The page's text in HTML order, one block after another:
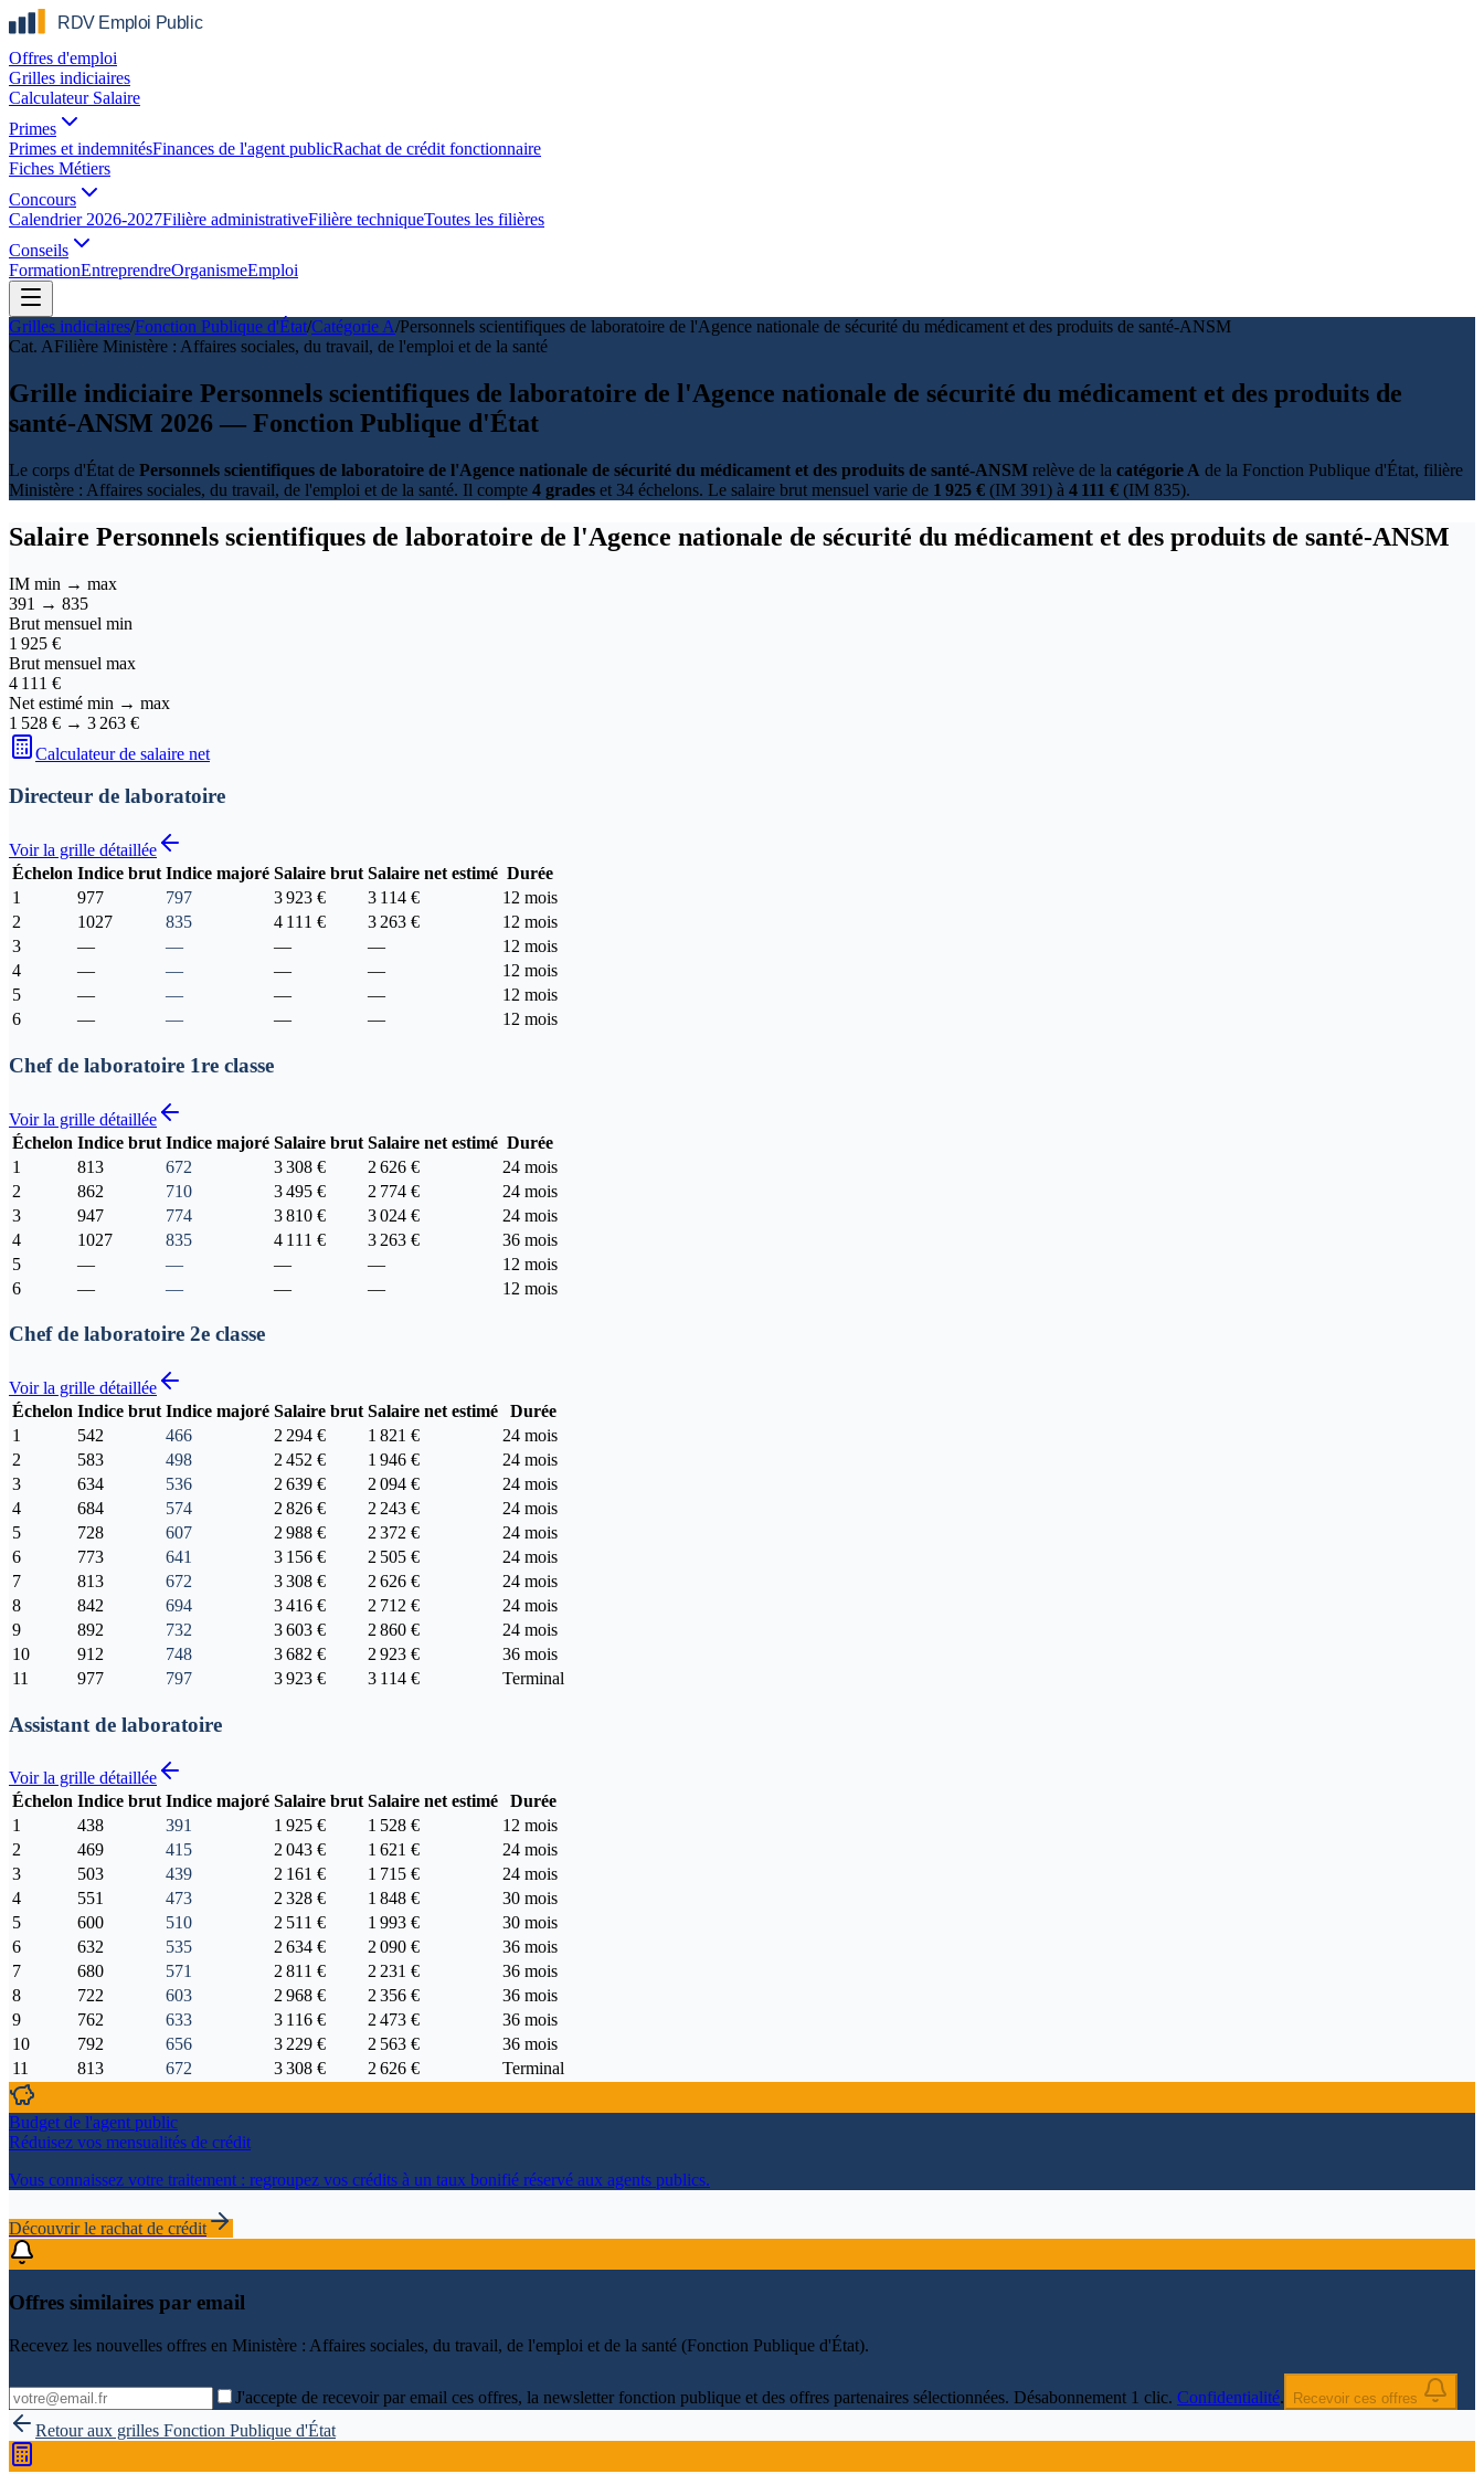
Offres d'emploi
Grilles indiciaires
Calculateur Salaire
Primes
Primes et indemnitésFinances de l'agent publicRachat de crédit fonctionnaire
Fiches Métiers
Concours
Calendrier 2026-2027Filière administrativeFilière techniqueToutes les filières
Conseils
FormationEntreprendreOrganismeEmploi
Grilles indiciaires/Fonction Publique d'État/Catégorie A/Personnels scientifiques de laboratoire de l'Agence nationale de sécurité du médicament et des produits de santé-ANSM
Cat. AFilière Ministère : Affaires sociales, du travail, de l'emploi et de la santé
Grille indiciaire Personnels scientifiques de laboratoire de l'Agence nationale de sécurité du médicament et des produits de
santé-ANSM 2026 — Fonction Publique d'État
Le corps d'État de Personnels scientifiques de laboratoire de l'Agence nationale de sécurité du médicament et des produits de santé-ANSM relève de la catégorie A de la Fonction Publique d'État, filière
Ministère : Affaires sociales, du travail, de l'emploi et de la santé. Il compte 4 grades et 34 échelons. Le salaire brut mensuel varie de 1 925 € (IM 391) à 4 111 € (IM 835).
Salaire Personnels scientifiques de laboratoire de l'Agence nationale de sécurité du médicament et des produits de santé-ANSM
IM min → max
391 → 835
Brut mensuel min
1 925 €
Brut mensuel max
4 111 €
Net estimé min → max
1 528 € → 3 263 €
Calculateur de salaire net
Directeur de laboratoire
Voir la grille détaillée
Échelon Indice brut Indice majoré Salaire brut Salaire net estimé Durée
1
977 797 3 923 € 3 114 €
12 mois
2
1027 835 4 111 € 3 263 €
12 mois
3
— — — —
12 mois
4
— — — —
12 mois
5
— — — —
12 mois
6
— — — — 12 mois
Chef de laboratoire 1re classe
Voir la grille détaillée
Échelon Indice brut Indice majoré Salaire brut Salaire net estimé Durée
1
813 672 3 308 € 2 626 €
24 mois
2
862 710 3 495 € 2 774 €
24 mois
3
947 774 3 810 € 3 024 €
24 mois
4
1027 835 4 111 € 3 263 €
36 mois
5
— — — —
12 mois
6
— — — — 12 mois
Chef de laboratoire 2e classe
Voir la grille détaillée
Échelon Indice brut Indice majoré Salaire brut Salaire net estimé
Durée
1
542 466 2 294 € 1 821 €
24 mois
2
583 498 2 452 € 1 946 €
24 mois
3
634 536 2 639 € 2 094 €
24 mois
4
684 574 2 826 € 2 243 €
24 mois
5
728 607 2 988 € 2 372 €
24 mois
6
773 641 3 156 € 2 505 €
24 mois
7
813 672 3 308 € 2 626 €
24 mois
8
842 694 3 416 € 2 712 €
24 mois
9
892 732 3 603 € 2 860 €
24 mois
10
912 748 3 682 € 2 923 €
36 mois
11
977 797 3 923 € 3 114 € Terminal
Assistant de laboratoire
Voir la grille détaillée
Échelon Indice brut Indice majoré Salaire brut Salaire net estimé
Durée
1
438 391 1 925 € 1 528 €
12 mois
2
469 415 2 043 € 1 621 €
24 mois
3
503 439 2 161 € 1 715 €
24 mois
4
551 473 2 328 € 1 848 €
30 mois
5
600 510 2 511 € 1 993 €
30 mois
6
632 535 2 634 € 2 090 €
36 mois
7
680 571 2 811 € 2 231 €
36 mois
8
722 603 2 968 € 2 356 €
36 mois
9
762 633 3 116 € 2 473 €
36 mois
10
792 656 3 229 € 2 563 €
36 mois
11
813 672 3 308 € 2 626 € Terminal
Budget de l'agent public
Réduisez vos mensualités de crédit
Vous connaissez votre traitement : regroupez vos crédits à un taux bonifié réservé aux agents publics.
Découvrir le rachat de crédit
Offres similaires par email
Recevez les nouvelles offres en Ministère : Affaires sociales, du travail, de l'emploi et de la santé (Fonction Publique d'État).
J'accepte de recevoir par email ces offres, la newsletter fonction publique et des offres partenaires sélectionnées. Désabonnement 1 clic. Confidentialité. Recevoir ces offres
Retour aux grilles Fonction Publique d'État